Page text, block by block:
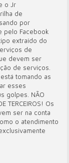
o Jr
de
por
pelo Facebook
extraído do
de
devem ser
de serviços.
está tomando as
esses
golpes. NÃO
TERCEIROS! Os
ser na conta
o atendimento